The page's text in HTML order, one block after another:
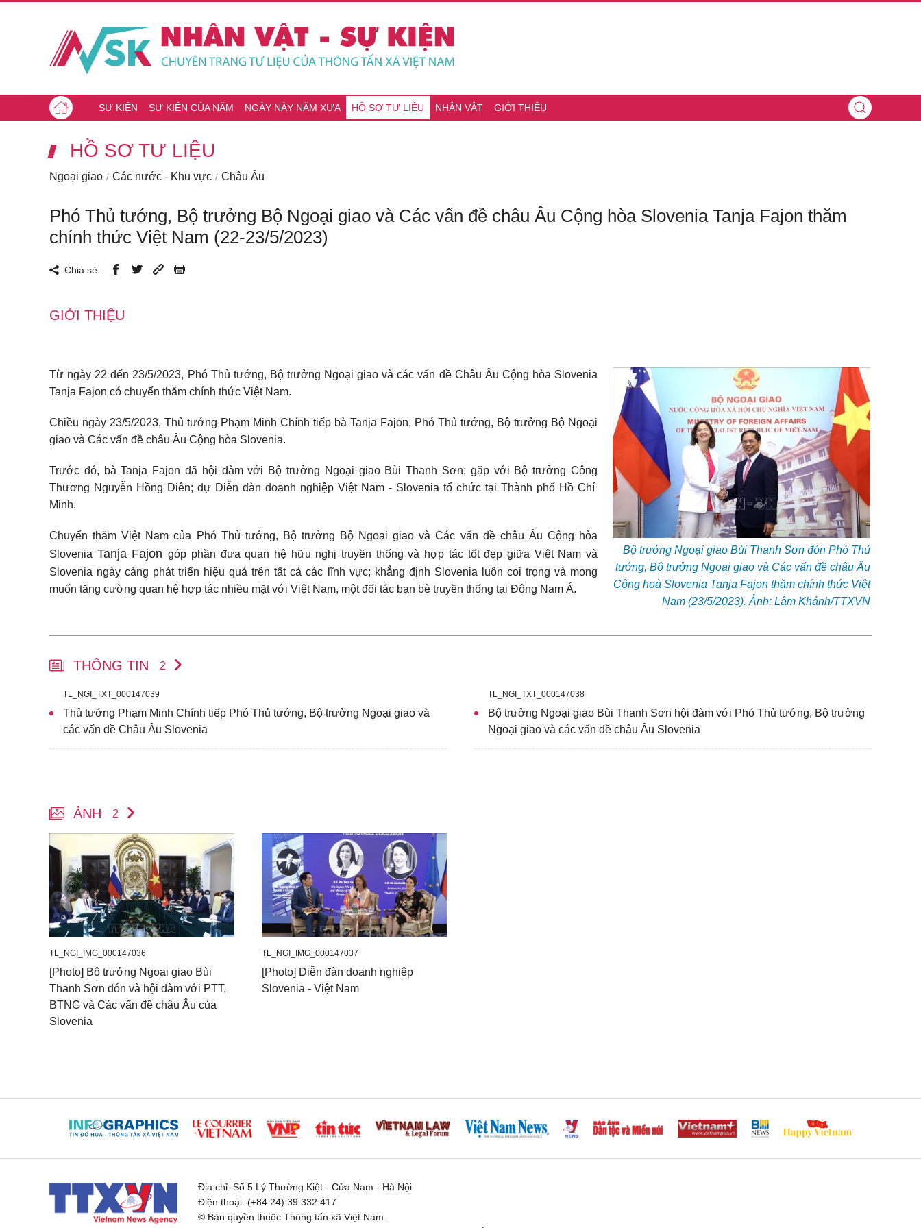
SỰ KIỆN SỰ KIỆN CỦA NĂM NGÀY NÀY NĂM XƯA HỒ SƠ TƯ LIỆU NHÂN VẬT GIỚI THIỆU
HỒ SƠ TƯ LIỆU
Ngoại giao Các nước - Khu vực Châu Âu
Phó Thủ tướng, Bộ trưởng Bộ Ngoại giao và Các vấn đề châu Âu Cộng hòa Slovenia Tanja Fajon thăm
chính thức Việt Nam (22-23/5/2023)
Chia sẻ:
GIỚI THIỆU
Bộ trưởng Ngoại giao Bùi Thanh Sơn đón Phó Thủ
tướng, Bộ trưởng Ngoại giao và Các vấn đề châu Âu
Cộng hoà Slovenia Tanja Fajon thăm chính thức Việt
Nam (23/5/2023). Ảnh: Lâm Khánh/TTXVN
Từ ngày 22 đến 23/5/2023, Phó Thủ tướng, Bộ trưởng Ngoại giao và các vấn đề Châu Âu Cộng hòa Slovenia
Tanja Fajon có chuyến thăm chính thức Việt Nam.
Chiều ngày 23/5/2023, Thủ tướng Phạm Minh Chính tiếp bà Tanja Fajon, Phó Thủ tướng, Bộ trưởng Bộ Ngoại
giao và Các vấn đề châu Âu Cộng hòa Slovenia.
Trước đó, bà Tanja Fajon đã hội đàm với Bộ trưởng Ngoại giao Bùi Thanh Sơn; gặp với Bộ trưởng Công
Thương Nguyễn Hồng Diên; dự Diễn đàn doanh nghiệp Việt Nam - Slovenia tổ chức tại Thành phố Hồ Chí
Minh.
Chuyến thăm Việt Nam của Phó Thủ tướng, Bộ trưởng Bộ Ngoại giao và Các vấn đề châu Âu Cộng hòa
Slovenia Tanja Fajongóp phần đưa quan hệ hữu nghị truyền thống và hợp tác tốt đẹp giữa Việt Nam và
Slovenia ngày càng phát triển hiệu quả trên tất cả các lĩnh vực; khẳng định Slovenia luôn coi trọng và mong
muốn tăng cường quan hệ hợp tác nhiều mặt với Việt Nam, một đối tác bạn bè truyền thống tại Đông Nam Á.
THÔNG TIN 2
TL_NGI_TXT_000147039
Thủ tướng Phạm Minh Chính tiếp Phó Thủ tướng, Bộ trưởng Ngoại giao và
các vấn đề Châu Âu Slovenia
TL_NGI_TXT_000147038
Bộ trưởng Ngoại giao Bùi Thanh Sơn hội đàm với Phó Thủ tướng, Bộ trưởng
Ngoại giao và các vấn đề châu Âu Slovenia
ẢNH 2
TL_NGI_IMG_000147036
[Photo] Bộ trưởng Ngoại giao Bùi
Thanh Sơn đón và hội đàm với PTT,
BTNG và Các vấn đề châu Âu của
Slovenia
TL_NGI_IMG_000147037
[Photo] Diễn đàn doanh nghiệp
Slovenia - Việt Nam
Địa chỉ: Số 5 Lý Thường Kiệt - Cửa Nam - Hà Nội
Điện thoại: (+84 24) 39 332 417
© Bản quyền thuộc Thông tấn xã Việt Nam.